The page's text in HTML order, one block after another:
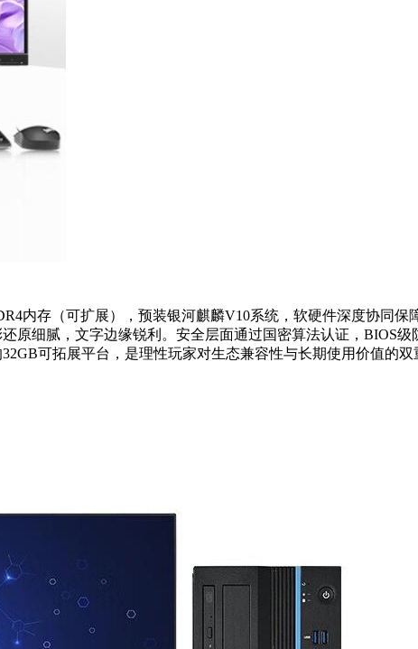
内存（可扩展），预装银河麒麟V10系统，软硬件深度协同
原细腻，文字边缘锐利。安全层面通过国密算法认证，BIOS
可拓展平台，是理性玩家对生态兼容性与长期使用价值的双